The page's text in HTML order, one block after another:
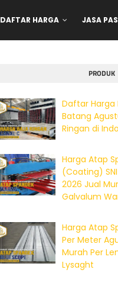
DAFTAR HARGA JASA
PRODUK
Daftar Harga
Batang
Ringan di
Harga Atap
(Coating)
2026 Jual
Galvalum
Harga Atap
Per Meter
Murah Per
Lysaght